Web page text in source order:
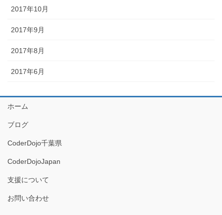
2017年10月
2017年9月
2017年8月
2017年6月
ホーム
ブログ
CoderDojo千葉県
CoderDojoJapan
支援について
お問い合わせ